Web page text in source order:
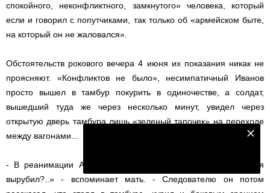
спокойного, неконфликтного, замкнутого» человека, который
если и говорил с попутчиками, так только об «армейском быте,
на который он не жаловался».
Обстоятельств рокового вечера 4 июня их показания никак не
проясняют. «Конфликтов не было», несимпатичный Иванов
просто вышел в тамбур покурить в одиночестве, а солдат,
вышедший туда же через несколько минут, увидел через
открытую дверь тамбура лишь «зеленый тапочек» на переходе
между вагонами...
- В реанимации Артем, как очнулся, сразу: «Мам, кто меня
вырубил?..» - вспоминает мать. - Следователю он потом